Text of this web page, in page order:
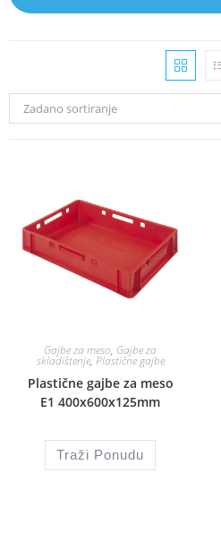
Zadano sortiranje
Gajbe za meso, Gajbe za
skladištenje, Plastične gajbe
Plastične gajbe za meso
E1 400x600x125mm
Traži Ponudu